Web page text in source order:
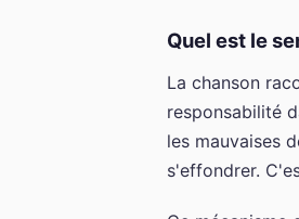
Quel est le
La chanson
responsabilité
les mauvaises
s'effondrer.